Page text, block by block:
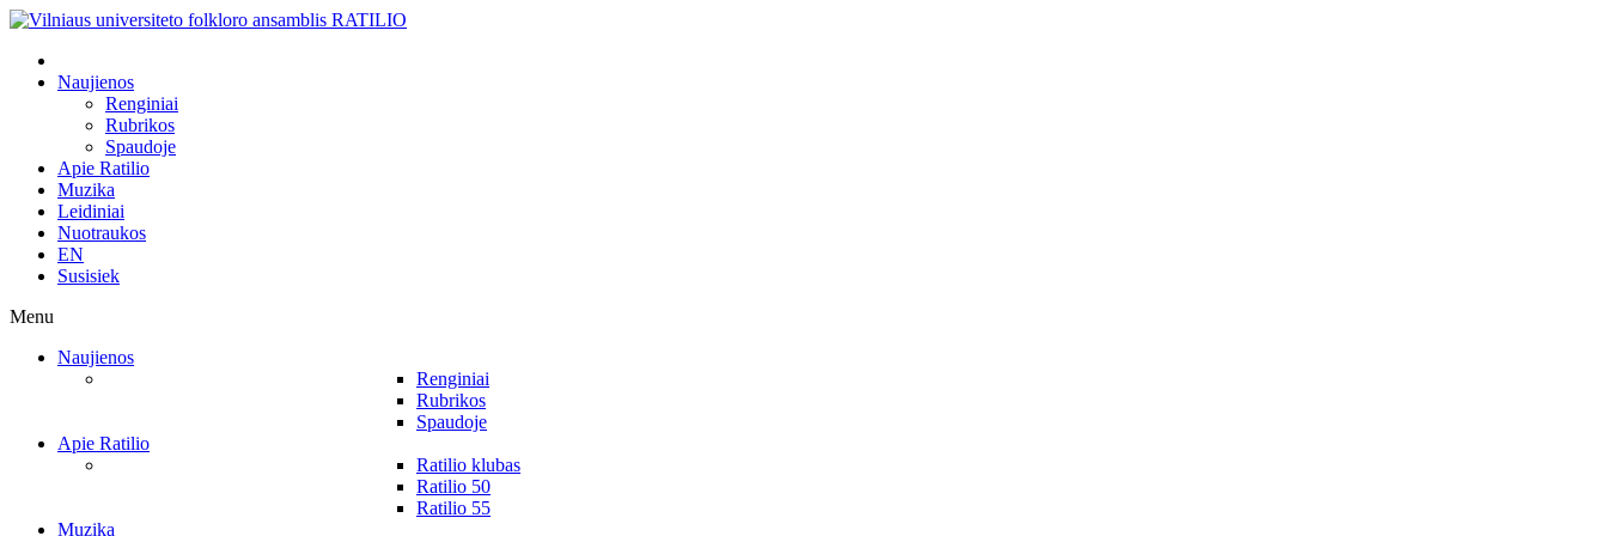
Naujienos
Renginiai
Rubrikos
Spaudoje
Apie Ratilio
Muzika
Leidiniai
Nuotraukos
EN
Susisiek
Menu
Naujienos
Renginiai
Rubrikos
Spaudoje
Apie Ratilio
Ratilio klubas
Ratilio 50
Ratilio 55
Muzika